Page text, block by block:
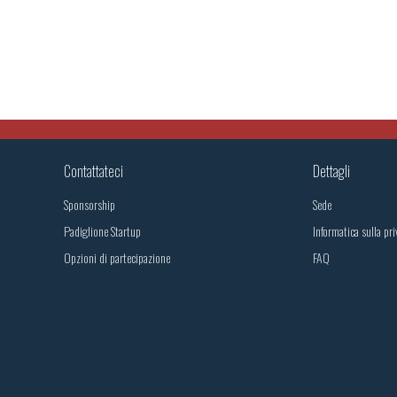
Contattateci
Sponsorship
Padiglione Startup
Opzioni di partecipazione
Dettagli
Sede
Informatica sulla
FAQ